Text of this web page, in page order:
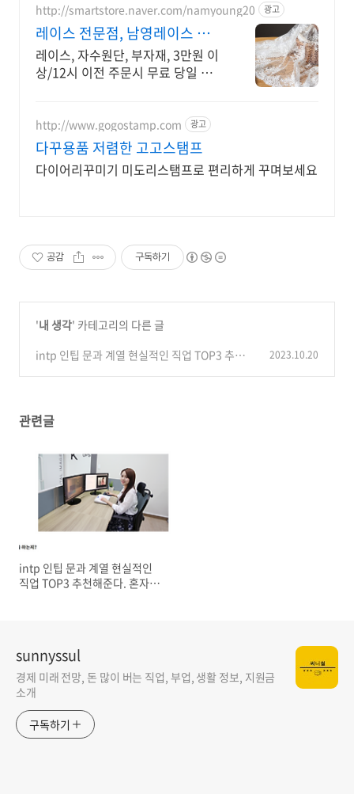
http://smartstore.naver.com/namyoung20 광고
레이스 전문점, 남영레이스 매일
신상 레이스 업데이트!
레이스, 자수원단, 부자재, 3만원 이
상/12시 이전 주문시 무료 당일 발
http://www.gogostamp.com 광고
다꾸용품 저렴한 고고스탬프
다이어리꾸미기 미도리스탬프로 편리하게 꾸며보세요
공감 구독하기
'내 생각' 카테고리의 다른 글
intp 인팁 문과 계열 현실적인 직업 TOP3 추천해
2023.10.20
관련글
intp 인팁 문과 계열 현실적인
직업 TOP3 추천해준다. 혼자하
sunnyssul
경제 미래 전망, 돈 많이 버는 직업, 부업, 생활 정보, 지원금
소개
구독하기